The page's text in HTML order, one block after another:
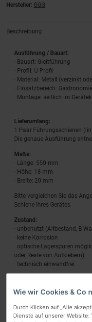
Hersteller: GGG
Beschreibung
Ausführung / Bauart:
· Bauart: Gleitführung
· Profil: U‑Profil
· Material: Metall (verzinkt
· Einsatzbereich:
· Montage: seitlich im
Lieferumfang:
1 Paar Führungsschienen
Die genaue Ausführung
Maße:
· Länge: 550 mm
· Höhe: 18 mm
· Breite: 20 mm
Bitte vergleichen Sie das
Schiene Ihres Gerätes.
Zustand:
· unbenutzt (Altbestand,
· keine Korrosion
· optische Lagerspuren
oder Reste von Aufklebern)
· technisch einwandfrei
Wie wir Cookies & Co
Durch Klicken auf „Alle
Dienste auf unserer Website: